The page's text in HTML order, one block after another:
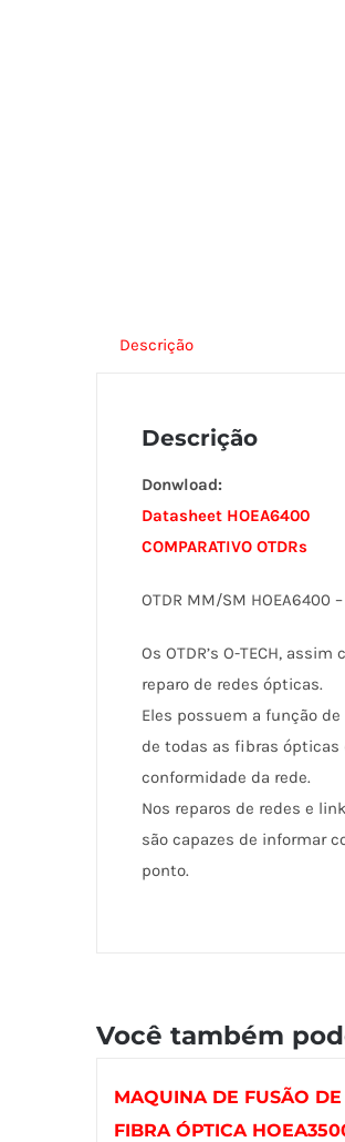
Descrição
Descrição
Donwload:
Datasheet HOEA6400
COMPARATIVO OTDRs
OTDR MM/SM HOEA6400 –
Os OTDR’s O-TECH,
reparo de redes ópticas.
Eles possuem a função
de todas as fibras ópticas
conformidade da rede.
Nos reparos de redes e
são capazes de informar
ponto.
Você também
MAQUINA DE FUSÃO DE
FIBRA ÓPTICA